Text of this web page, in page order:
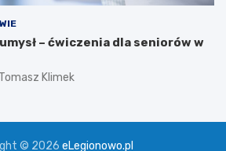
– ćwiczenia dla seniorów w
Tomasz Klimek
© 2026 eLegionowo.pl